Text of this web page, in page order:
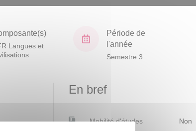
Langues et
Période de
l'année
Semestre 3
En bref
Mobilité d'études Non